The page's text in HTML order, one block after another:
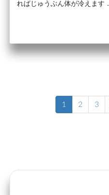
ればじゅうぶん体が冷えます．
1 2 3